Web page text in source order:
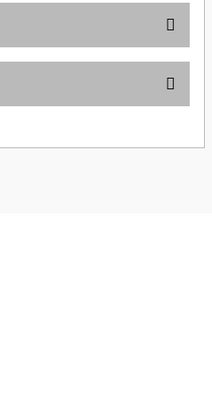
formunu kullanarak tarafımıza